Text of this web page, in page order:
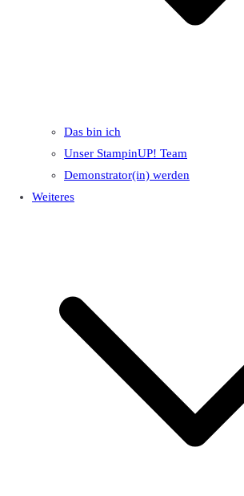
Das bin ich
Unser StampinUP! Team
Demonstrator(in) werden
Weiteres